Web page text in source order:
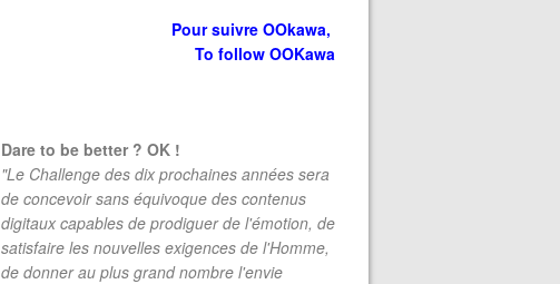
Pour suivre OOkawa,
To follow OOKawa
Dare to be better ? OK !
"Le Challenge des dix prochaines années sera
de concevoir sans équivoque des contenus
digitaux capables de prodiguer de l'émotion, de
satisfaire les nouvelles exigences de l'Homme,
de donner au plus grand nombre l'envie